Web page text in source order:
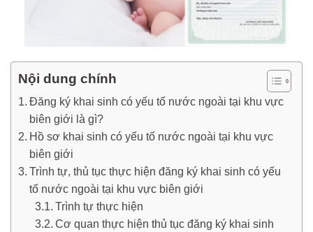
Nội dung chính
Đăng ký khai sinh có yếu tố nước ngoài tại khu vực
biên giới là gì?
Hồ sơ khai sinh có yếu tố nước ngoài tại khu vực
biên giới
Trình tự, thủ tục thực hiện đăng ký khai sinh có yếu
tố nước ngoài tại khu vực biên giới
Trình tự thực hiện
Cơ quan thực hiện thủ tục đăng ký khai sinh